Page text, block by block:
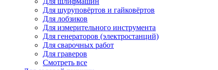
Для шуруповёртов и гайковёртов
Для лобзиков
Для измерительного инструмента
Для генераторов (электростанций)
Для сварочных работ
Для граверов
Смотреть все